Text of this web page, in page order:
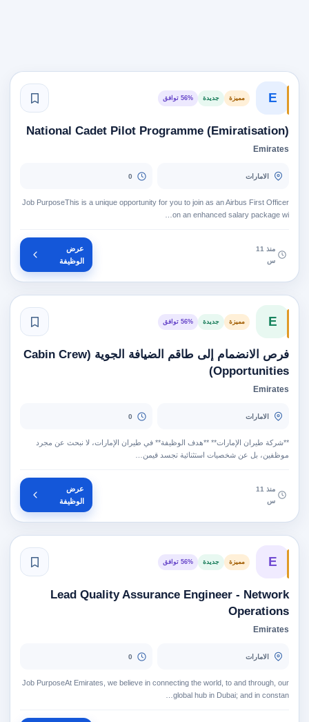
E مميزة جديدة 56% توافق
National Cadet Pilot Programme (Emiratisation)
Emirates
الامارات 0
Job PurposeThis is a unique opportunity for you to join as an Airbus First Officer
on an enhanced salary package wi…
منذ 11
س
عرض
الوظيفة
E مميزة جديدة 56% توافق
فرص الانضمام إلى طاقم الضيافة الجوية (Cabin Crew
Opportunities)
Emirates
الامارات 0
**شركة طيران الإمارات** **هدف الوظيفة** في طيران الإمارات، لا نبحث عن مجرد
موظفين، بل عن شخصيات استثنائية تجسد قيمن…
منذ 11
س
عرض
الوظيفة
E مميزة جديدة 56% توافق
Lead Quality Assurance Engineer - Network
Operations
Emirates
الامارات 0
Job PurposeAt Emirates, we believe in connecting the world, to and through, our
global hub in Dubai; and in constan…